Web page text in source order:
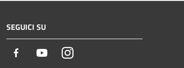
SEGUICI SU
Facebook YoutubeInstagram